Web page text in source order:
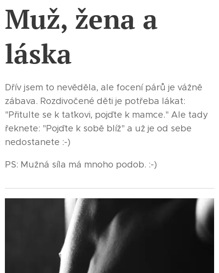
Muž, žena a
láska
Dřív jsem to nevěděla, ale focení párů je vážně
zábava. Rozdivočené děti je potřeba lákat:
"Přitulte se k taťkovi, pojďte k mamce." Ale tady
řeknete: "Pojďte k sobě blíž" a už je od sebe
nedostanete :-)
PS: Mužná síla má mnoho podob. :-)